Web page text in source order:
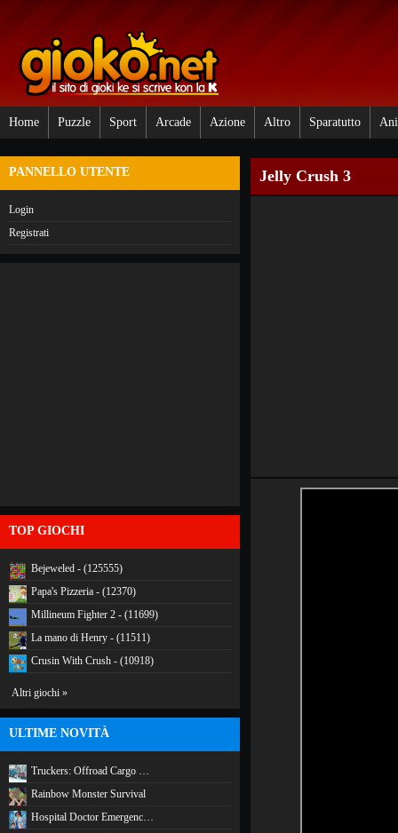
Home Puzzle Sport Arcade Azione Altro Sparatutto
PANNELLO UTENTE
Login
Registrati
TOP GIOCHI
Bejeweled - (125555)
Papa's Pizzeria - (12370)
Millineum Fighter 2 - (11699)
La mano di Henry - (11511)
Crusin With Crush - (10918)
Altri giochi »
ULTIME NOVITÀ
Truckers: Offroad Cargo …
Rainbow Monster Survival
Hospital Doctor Emergenc…
Jelly Crush 3